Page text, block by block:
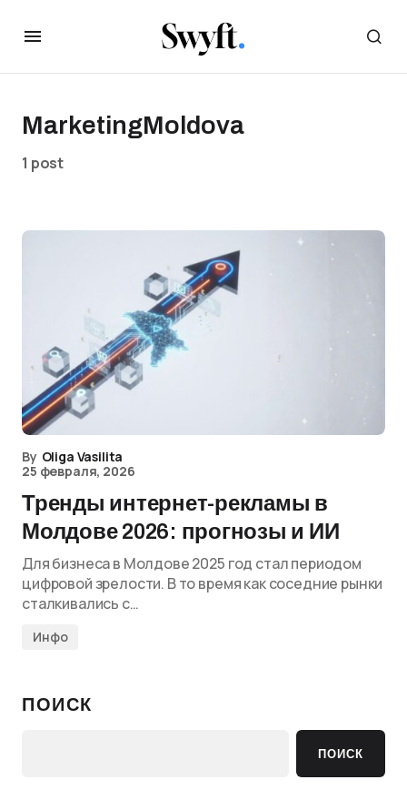
MarketingMoldova
1 post
By Oliga Vasilita
25 февраля, 2026
Тренды интернет-рекламы в
Молдове 2026: прогнозы и ИИ
Для бизнеса в Молдове 2025 год стал периодом
цифровой зрелости. В то время как соседние рынки
сталкивались с…
Инфо
ПОИСК
ПОИСК